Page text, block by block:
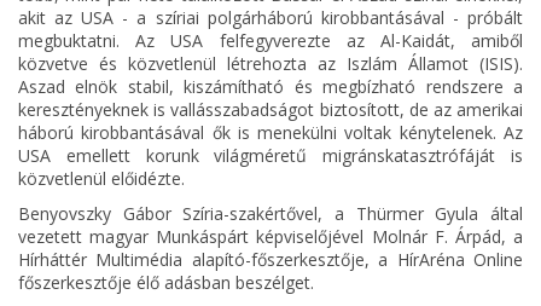
akit az USA - a szíriai polgárháború kirobbantásával - próbált
megbuktatni. Az USA felfegyverezte az Al-Kaidát, amiből
közvetve és közvetlenül létrehozta az Iszlám Államot (ISIS).
Aszad elnök stabil, kiszámítható és megbízható rendszere a
keresztényeknek is vallásszabadságot biztosított, de az amerikai
háború kirobbantásával ők is menekülni voltak kénytelenek. Az
USA emellett korunk világméretű migránskatasztrófáját is
közvetlenül előidézte.
Benyovszky Gábor Szíria-szakértővel, a Thürmer Gyula által
vezetett magyar Munkáspárt képviselőjével Molnár F. Árpád, a
Hírháttér Multimédia alapító-főszerkesztője, a HírAréna Online
főszerkesztője élő adásban beszélget.